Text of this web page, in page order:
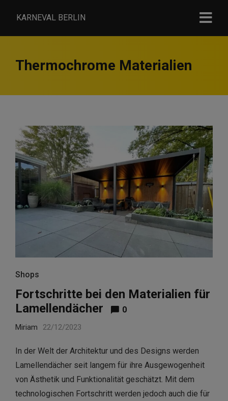
KARNEVAL BERLIN
Thermochrome Materialien
Shops
Fortschritte bei den Materialien für
Lamellendächer
0
Miriam 22/12/2023
In der Welt der Architektur und des Designs werden
Lamellendächer seit langem für ihre Ausgewogenheit
von Ästhetik und Funktionalität geschätzt. Mit dem
technologischen Fortschritt werden jedoch auch die für